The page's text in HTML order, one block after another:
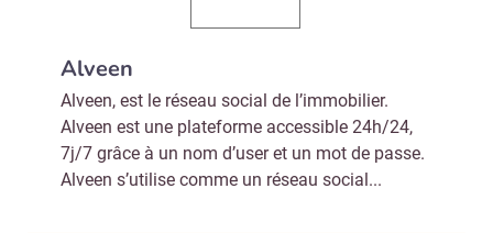
Alveen
Alveen, est le réseau social de l’immobilier.
Alveen est une plateforme accessible 24h/24,
7j/7 grâce à un nom d’user et un mot de passe.
Alveen s’utilise comme un réseau social...